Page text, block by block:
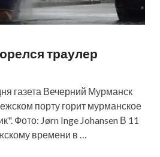
траулер
газета Вечерний Мурманск
порту горит мурманское
Фото: Jørn Inge Johansen В 11
времени в …